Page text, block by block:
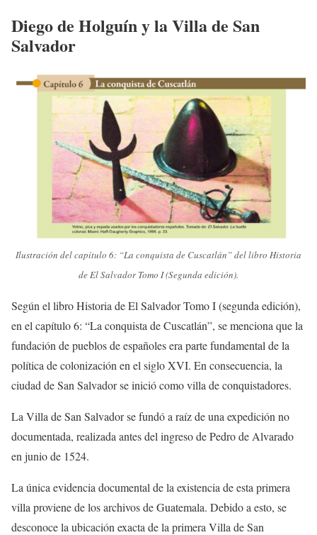
Diego de Holguín y la Villa de San
Salvador
Ilustración del capítulo 6: “La conquista de Cuscatlán” del libro Historia
de El Salvador Tomo I (Segunda edición).
Según el libro Historia de El Salvador Tomo I (segunda edición),
en el capítulo 6: “La conquista de Cuscatlán”, se menciona que la
fundación de pueblos de españoles era parte fundamental de la
política de colonización en el siglo XVI. En consecuencia, la
ciudad de San Salvador se inició como villa de conquistadores.
La Villa de San Salvador se fundó a raíz de una expedición no
documentada, realizada antes del ingreso de Pedro de Alvarado
en junio de 1524.
La única evidencia documental de la existencia de esta primera
villa proviene de los archivos de Guatemala. Debido a esto, se
desconoce la ubicación exacta de la primera Villa de San